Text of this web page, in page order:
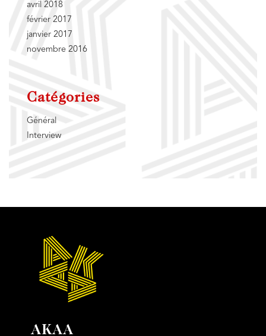
avril 2018
février 2017
janvier 2017
novembre 2016
Catégories
Général
Interview
AKAA